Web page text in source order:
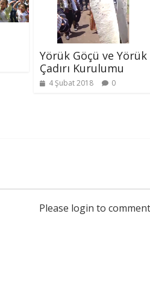
Yörük Göçü ve Yörük
Çadırı Kurulumu
4 Şubat 2018 0
Please login to